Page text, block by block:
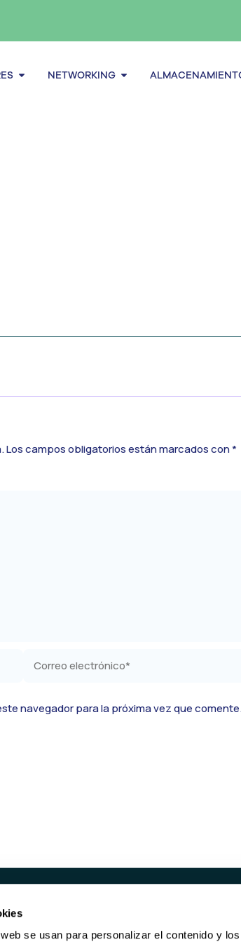
se usan para personalizar el contenido y
Abrir Servidores
NETWORKING Abrir Networking
Los campos obligatorios están marcados con*
electrónico*
navegador para la próxima vez que
SERVICIOS